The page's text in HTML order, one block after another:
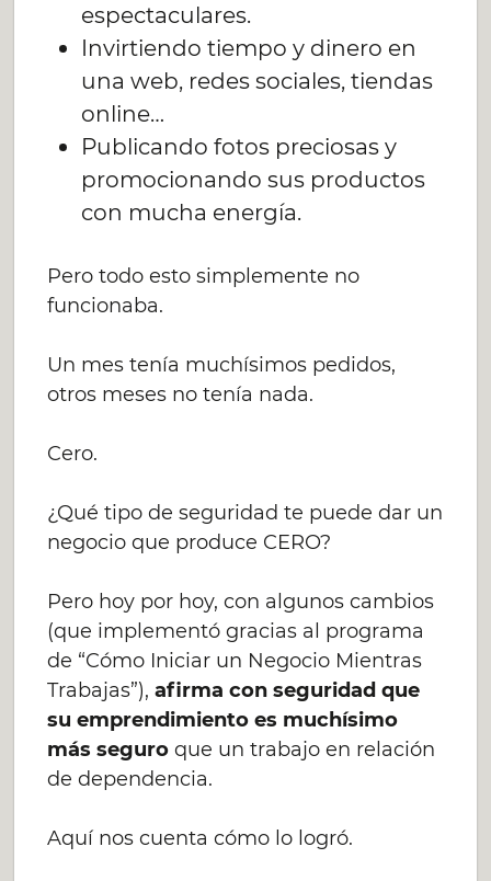
espectaculares.
Invirtiendo tiempo y dinero en
una web, redes sociales, tiendas
online…
Publicando fotos preciosas y
promocionando sus productos
con mucha energía.
Pero todo esto simplemente no
funcionaba.
Un mes tenía muchísimos pedidos,
otros meses no tenía nada.
Cero.
¿Qué tipo de seguridad te puede dar un
negocio que produce CERO?
Pero hoy por hoy, con algunos cambios
(que implementó gracias al programa
de “Cómo Iniciar un Negocio Mientras
Trabajas”),afirma con seguridad que
su emprendimiento es muchísimo
más seguro que un trabajo en relación
de dependencia.
Aquí nos cuenta cómo lo logró.